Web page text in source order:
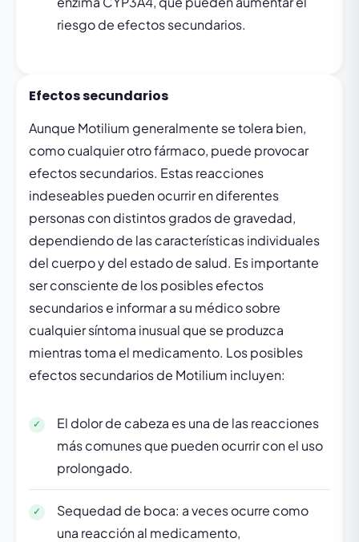
riesgo de efectos secundarios.
Efectos secundarios
Aunque Motilium generalmente se tolera bien,
como cualquier otro fármaco, puede provocar
efectos secundarios. Estas reacciones
indeseables pueden ocurrir en diferentes
personas con distintos grados de gravedad,
dependiendo de las características individuales
del cuerpo y del estado de salud. Es importante
ser consciente de los posibles efectos
secundarios e informar a su médico sobre
cualquier síntoma inusual que se produzca
mientras toma el medicamento. Los posibles
efectos secundarios de Motilium incluyen:
El dolor de cabeza es una de las reacciones
más comunes que pueden ocurrir con el uso
prolongado.
Sequedad de boca: a veces ocurre como
una reacción al medicamento,